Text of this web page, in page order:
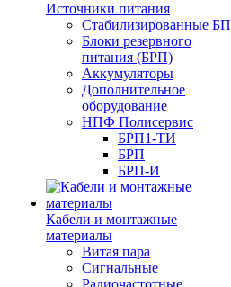
Источники питания
Стабилизированные БП
Блоки резервного
питания (БРП)
Аккумуляторы
Дополнительное
оборудование
НПФ Полисервис
БРП1-ТИ
БРП
БРП-И
Кабели и монтажные
материалы
Витая пара
Сигнальные
Радиочастотные